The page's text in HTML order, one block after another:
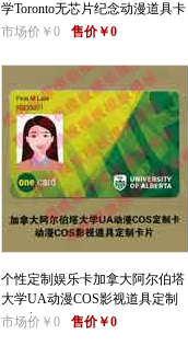
学Toronto无芯片纪念动漫道具卡
市场价￥0
售价￥0
个性定制娱乐卡加拿大阿尔伯塔
大学UA动漫COS影视道具定制
DIY卡
市场价￥0 售价￥0